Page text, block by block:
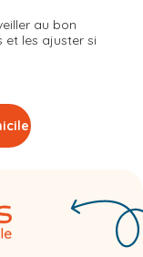
au bon
et les ajuster si